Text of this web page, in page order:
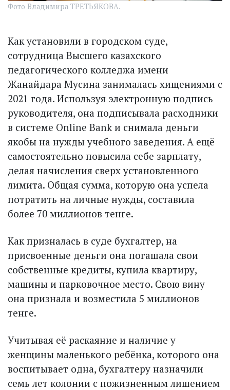
Фото Владимира ТРЕТЬЯКОВА.
Как установили в городском суде,
сотрудница Высшего казахского
педагогического колледжа имени
Жанайдара Мусина занималась хищениями с
2021 года. Используя электронную подпись
руководителя, она подписывала расходники
в системе Online Bank и снимала деньги
якобы на нужды учебного заведения. А ещё
самостоятельно повысила себе зарплату,
делая начисления сверх установленного
лимита. Общая сумма, которую она успела
потратить на личные нужды, составила
более 70 миллионов тенге.
Как призналась в суде бухгалтер, на
присвоенные деньги она погашала свои
собственные кредиты, купила квартиру,
машины и парковочное место. Свою вину
она признала и возместила 5 миллионов
тенге.
Учитывая её раскаяние и наличие у
женщины маленького ребёнка, которого она
воспитывает одна, бухгалтеру назначили
семь лет колонии с пожизненным лишением